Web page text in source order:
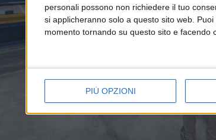
personali possono non richiedere il tuo
si applicheranno solo a questo sito web.
momento tornando su questo sito e facendo
PIÙ OPZIONI